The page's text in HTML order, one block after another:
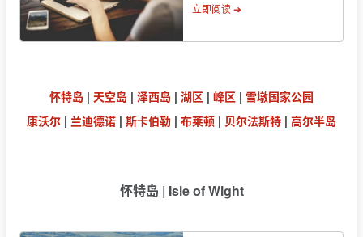
立即阅读 ➔
怀特岛 | 天空岛 | 泽西岛 | 湖区 | 峰区 | 雪墩国家公园
康沃尔 | 兰迪德诺 | 斯卡伯勒 | 布莱顿 | 贝尔法斯特 | 高尔半岛
怀特岛 | Isle of Wight